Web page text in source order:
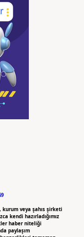
veya şahıs şirketi
kendi hazırladığımız
haber niteliği
paylaşım